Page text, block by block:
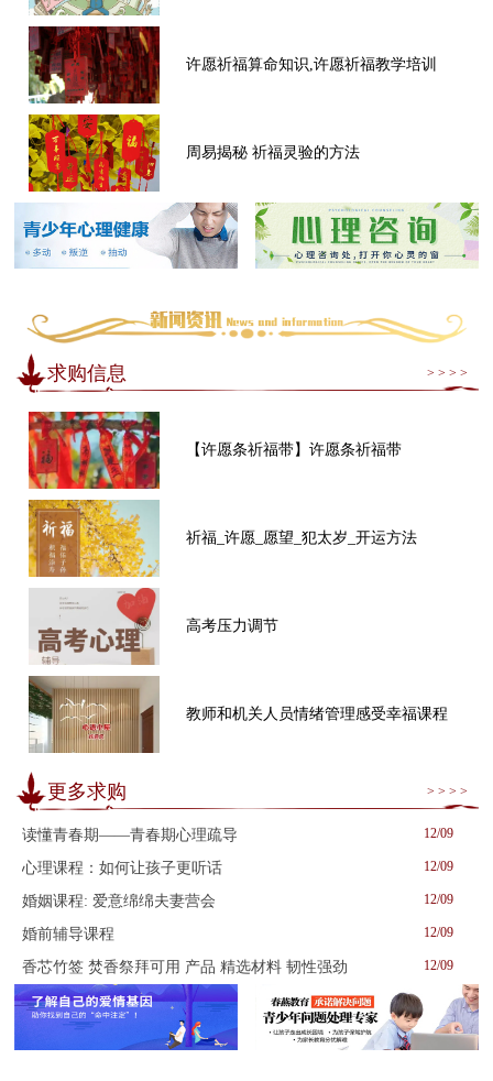
许愿祈福算命知识,许愿祈福教学培训
周易揭秘 祈福灵验的方法
求购信息 > > > >
【许愿条祈福带】许愿条祈福带
祈福_许愿_愿望_犯太岁_开运方法
高考压力调节
教师和机关人员情绪管理感受幸福课程
更多求购 > > > >
读懂青春期——青春期心理疏导 12/09
心理课程：如何让孩子更听话 12/09
婚姻课程: 爱意绵绵夫妻营会 12/09
婚前辅导课程 12/09
香芯竹签 焚香祭拜可用 产品 精选材料 韧性强劲 12/09